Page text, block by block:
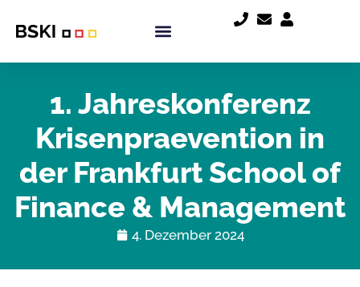
1. Jahreskonferenz
Krisenpraevention in
der Frankfurt School of
Finance & Management
4. Dezember 2024